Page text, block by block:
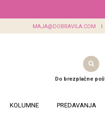
MAJA@DOBRAVILA.COM
Do brezplačne
KOLUMNE PREDAVANJA